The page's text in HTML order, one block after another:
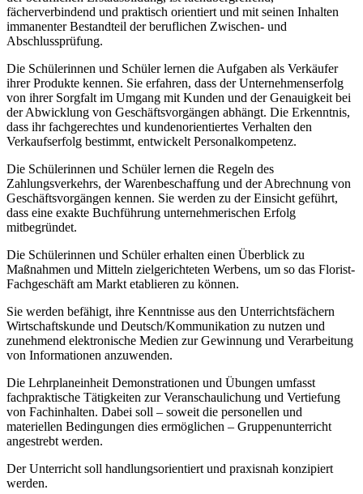
fächerverbindend und praktisch orientiert und mit seinen Inhalten
immanenter Bestandteil der beruflichen Zwischen- und
Abschlussprüfung.
Die Schülerinnen und Schüler lernen die Aufgaben als Verkäufer
ihrer Produkte kennen. Sie erfahren, dass der Unternehmenserfolg
von ihrer Sorgfalt im Umgang mit Kunden und der Genauigkeit bei
der Abwicklung von Geschäftsvorgängen abhängt. Die Erkenntnis,
dass ihr fachgerechtes und kundenorientiertes Verhalten den
Verkaufserfolg bestimmt, entwickelt Personalkompetenz.
Die Schülerinnen und Schüler lernen die Regeln des
Zahlungsverkehrs, der Warenbeschaffung und der Abrechnung von
Geschäftsvorgängen kennen. Sie werden zu der Einsicht geführt,
dass eine exakte Buchführung unternehmerischen Erfolg
mitbegründet.
Die Schülerinnen und Schüler erhalten einen Überblick zu
Maßnahmen und Mitteln zielgerichteten Werbens, um so das Florist-
Fachgeschäft am Markt etablieren zu können.
Sie werden befähigt, ihre Kenntnisse aus den Unterrichtsfächern
Wirtschaftskunde und Deutsch/Kommunikation zu nutzen und
zunehmend elektronische Medien zur Gewinnung und Verarbeitung
von Informationen anzuwenden.
Die Lehrplaneinheit Demonstrationen und Übungen umfasst
fachpraktische Tätigkeiten zur Veranschaulichung und Vertiefung
von Fachinhalten. Dabei soll – soweit die personellen und
materiellen Bedingungen dies ermöglichen – Gruppenunterricht
angestrebt werden.
Der Unterricht soll handlungsorientiert und praxisnah konzipiert
werden.